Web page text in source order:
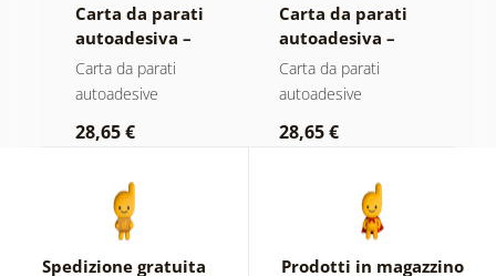
Carta da parati
autoadesiva –
Foglie con
sfumatura
Carta da parati
autoadesive
28,65 €
Carta da parati
autoadesiva –
Foresta nella
nebbia
Carta da parati
autoadesive
28,65 €
Spedizione gratuita Prodotti in magazzino